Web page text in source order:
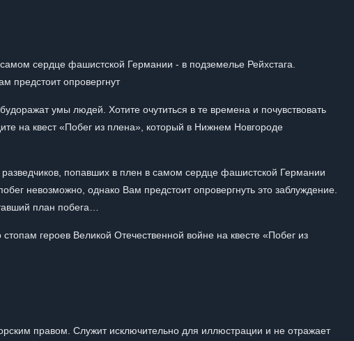
сердце фашистской Германии - в подземелье Рейхстага.
предстоит опровергнут
умы людей. Хотите очутиться в те времена и почувствовать
на квест «Побег из плена», который в Нижнем Новгороде
попавших в плен в самом сердце фашистской Германии
невозможно, однако Вам предстоит опровергнуть это заблуждение.
план побега…
героев Великой Отечественной войне на квесте «Побег из
правом. Служит исключительно для иллюстрации и не отражает